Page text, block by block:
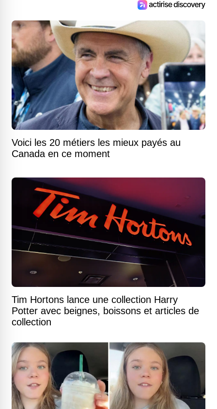
Voici les 20 métiers les mieux payés au
Canada en ce moment
Tim Hortons lance une collection Harry
Potter avec beignes, boissons et articles de
collection